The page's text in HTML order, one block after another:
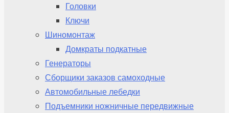
Головки
Ключи
Шиномонтаж
Домкраты подкатные
Генераторы
Сборщики заказов самоходные
Автомобильные лебедки
Подъемники ножничные передвижные